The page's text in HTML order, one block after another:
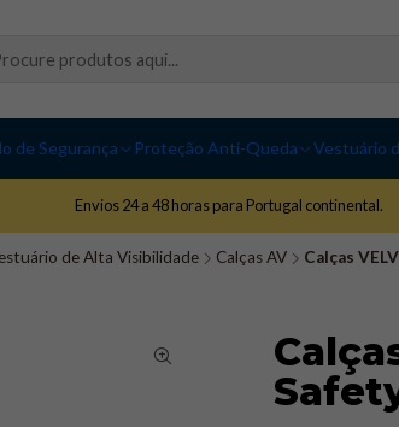
de Segurança Proteção Anti-Queda Vestuário
Envios 24 a 48 horas para Portugal continental.
de Alta Visibilidade Calças AV Calças